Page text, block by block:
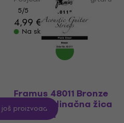
5/5
4,99 €5,69 €
Na skladištu
Framus 48011 Bronze
011 Posjedinačna žica
za gitaru
proizvoda